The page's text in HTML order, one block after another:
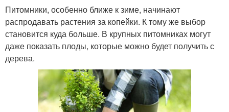
Питомники, особенно ближе к зиме, начинают
распродавать растения за копейки. К тому же выбор
становится куда больше. В крупных питомниках могут
даже показать плоды, которые можно будет получить с
дерева.